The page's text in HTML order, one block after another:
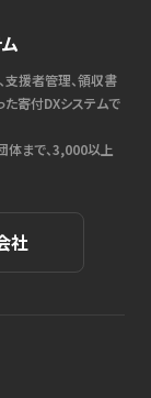
支援者管理、領収書
寄付DXシステムで
まで、3,000以上
社